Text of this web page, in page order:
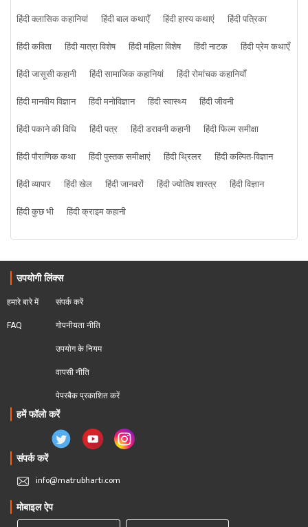
हिंदी क्लासिक कहानियां
हिंदी बाल कथाएँ हिंदी हास्य कथाएं
हिंदी पत्रिका
हिंदी कविता
हिंदी यात्रा विशेष हिंदी महिला विशेष हिंदी नाटक
हिंदी प्रेम कथाएँ
हिंदी जासूसी कहानी
हिंदी सामाजिक कहानियां
हिंदी रोमांचक कहानियाँ
हिंदी मानवीय विज्ञान
हिंदी मनोविज्ञान हिंदी स्वास्थ्य
हिंदी जीवनी
हिंदी पकाने की विधि
हिंदी पत्र हिंदी डरावनी कहानी
हिंदी फिल्म समीक्षा
हिंदी पौराणिक कथा
हिंदी पुस्तक समीक्षाएं हिंदी थ्रिलर
हिंदी कल्पित-विज्ञान
हिंदी व्यापार
हिंदी खेल हिंदी जानवरों हिंदी ज्योतिष शास्त्र
हिंदी विज्ञान
हिंदी कुछ भी
हिंदी क्राइम कहानी
उपयोगी लिंक्स
हमारे बारे में
FAQ
संपर्क करें
गोपनीयता नीति
उपयोग के नियम
वापसी नीति
पेपरबैक प्रकाशित करें
हमें फॉलो करें
संपर्क करें
info@matrubharti.com
मोबाइल ऐप